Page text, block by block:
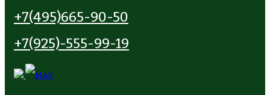
+7(495)665-90-50
+7(925)-555-99-19